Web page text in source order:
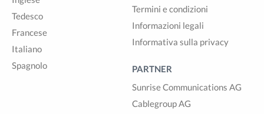
Tedesco
Francese
Italiano
Spagnolo
Termini e condizioni
Informazioni legali
Informativa sulla privacy
PARTNER
Sunrise Communications AG
Cablegroup AG